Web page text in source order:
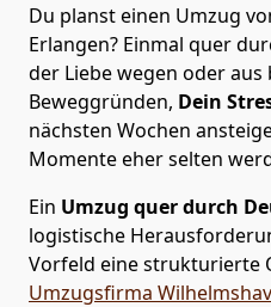
Du planst einen Umzug
Erlangen? Einmal quer
der Liebe wegen oder
Beweggründen, Dein
nächsten Wochen
Momente eher selten
Ein Umzug quer durch
logistische
Vorfeld eine strukturierte
Umzugsfirma